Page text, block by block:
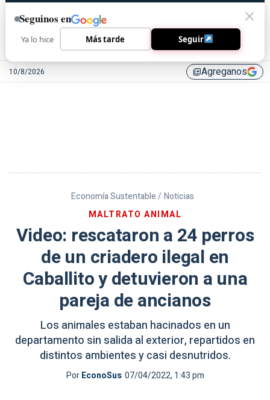
10/8/2026 library_addAgreganos
Economía Sustentable / Noticias
MALTRATO ANIMAL
Video: rescataron a 24 perros
de un criadero ilegal en
Caballito y detuvieron a una
pareja de ancianos
Los animales estaban hacinados en un
departamento sin salida al exterior, repartidos en
distintos ambientes y casi desnutridos.
PorEconoSus 07/04/2022, 1:43 pm
Seguinos en
Ya lo hice Más tarde Seguir